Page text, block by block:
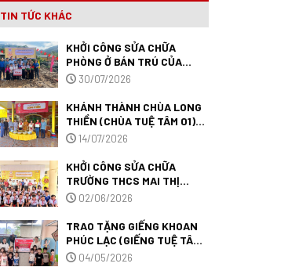
TIN TỨC KHÁC
KHỞI CÔNG SỬA CHỮA
PHÒNG Ở BÁN TRÚ CỦA
TRƯỜNG PTDTBT TIỂU HỌC
TÂM 09) TẠI TỈNH ĐIỆN
BIÊN.
30/07/2026
KHÁNH THÀNH CHÙA LONG
THIỀN (CHÙA TUỆ TÂM 01)
TẠI TỈNH VĨNH LONG.
14/07/2026
KHỞI CÔNG SỬA CHỮA
TRƯỜNG THCS MAI THỊ
HỒNG HẠNH (TRƯỜNG TUỆ
GIANG.
02/06/2026
TRAO TẶNG GIẾNG KHOAN
PHÚC LẠC (GIẾNG TUỆ TÂM
52) ĐẾN TRƯỜNG MẦM NON
04/05/2026